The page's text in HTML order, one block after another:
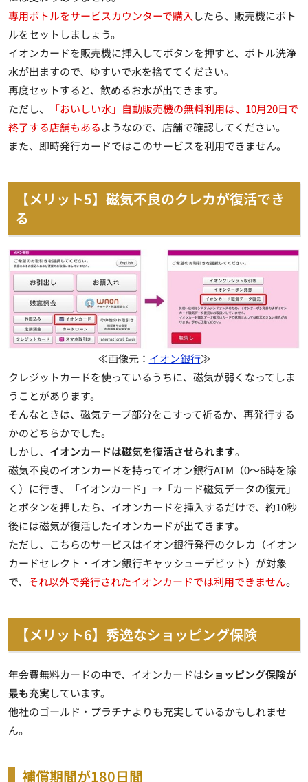
専用ボトルをサービスカウンターで購入 したら、販売機にボト
ルをセットしましょう。
イオンカードを販売機に挿入してボタンを押すと、 ボトル洗浄
水が出ますので、ゆすいで水を捨ててください。
再度セットすると、飲めるお水が出てきます。
ただし、
「おいしい水」自動販売機の無料利用は、10月20日で
終了する店舗もあるようなので、店舗で確認してください。
また、 即時発行カードではこのサービスを利用できません。
【メリット5】磁気不良のクレカが復活でき
る
≪画像元： イオン銀行≫
クレジットカードを使っているうちに、磁気が弱くなってしま
うことがあります。
そんなときは、磁気テープ部分をこすって祈るか、再発行する
かのどちらかでした。
しかし、 イオンカードは磁気を復活させられます。
磁気不良のイオンカードを持ってイオン銀行ATM（0～6時を除
く）に行き、「イオンカード」→「カード磁気データの復元」
とボタンを押したら、イオンカードを挿入するだけで、約10秒
後には磁気が復活したイオンカードが出てきます。
ただし、こちらのサービスはイオン銀行発行のクレカ（イオン
カードセレクト・イオン銀行キャッシュ＋デビット）が対象
で、 それ以外で発行されたイオンカードでは利用できません。
【メリット6】秀逸なショッピング保険
年会費無料カードの中で、イオンカードはショッピング保険が
最も充実しています。
他社のゴールド・プラチナよりも充実しているかもしれませ
ん。
補償期間が180日間